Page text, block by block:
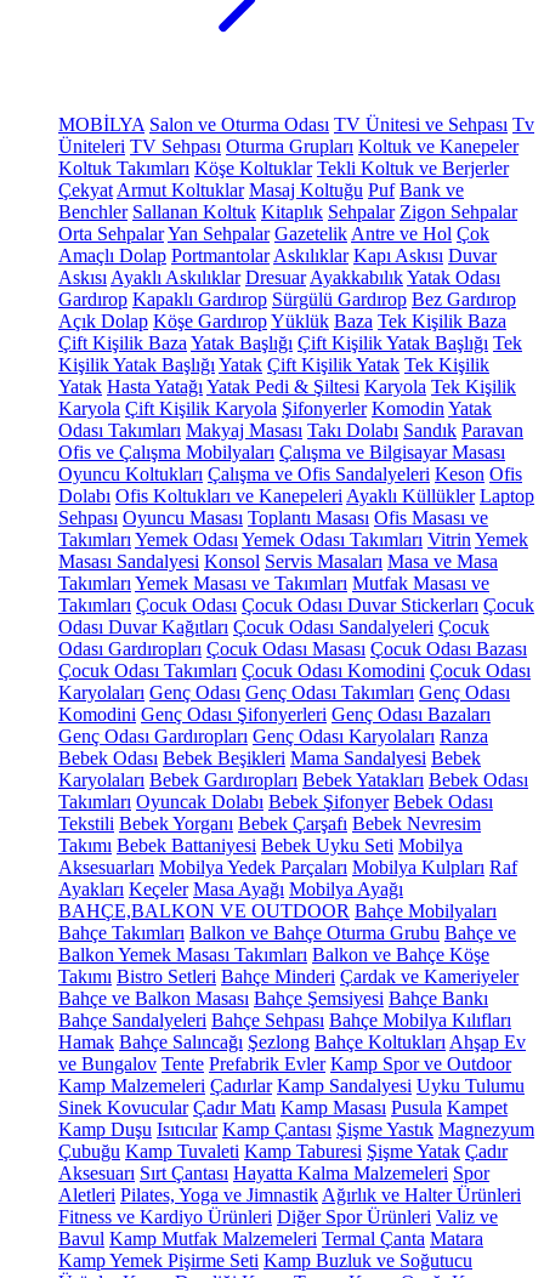
MOBİLYA Salon ve Oturma Odası TV Ünitesi ve Sehpası Tv
Üniteleri TV Sehpası Oturma Grupları Koltuk ve Kanepeler
Koltuk Takımları Köşe Koltuklar Tekli Koltuk ve Berjerler
Çekyat Armut Koltuklar Masaj Koltuğu Puf Bank ve
Benchler Sallanan Koltuk Kitaplık Sehpalar Zigon Sehpalar
Orta SehpalarYan Sehpalar Gazetelik Antre ve Hol Çok
Amaçlı Dolap Portmantolar Askılıklar Kapı Askısı Duvar
Askısı Ayaklı Askılıklar Dresuar AyakkabılıkYatak Odası
Gardırop Kapaklı Gardırop Sürgülü Gardırop Bez Gardırop
Açık Dolap Köşe GardıropYüklük Baza Tek Kişilik Baza
Çift Kişilik Baza Yatak Başlığı Çift Kişilik Yatak Başlığı Tek
Kişilik Yatak Başlığı Yatak Çift Kişilik Yatak Tek Kişilik
Yatak Hasta Yatağı Yatak Pedi & Şiltesi Karyola Tek Kişilik
Karyola Çift Kişilik Karyola Şifonyerler Komodin Yatak
Odası Takımları Makyaj Masası Takı Dolabı Sandık Paravan
Ofis ve Çalışma Mobilyaları Çalışma ve Bilgisayar Masası
Oyuncu Koltukları Çalışma ve Ofis Sandalyeleri Keson Ofis
Dolabı Ofis Koltukları ve Kanepeleri Ayaklı Küllükler Laptop
Sehpası Oyuncu Masası Toplantı Masası Ofis Masası ve
Takımları Yemek Odası Yemek Odası Takımları Vitrin Yemek
Masası Sandalyesi Konsol Servis Masaları Masa ve Masa
Takımları Yemek Masası ve Takımları Mutfak Masası ve
Takımları Çocuk Odası Çocuk Odası Duvar Stickerları Çocuk
Odası Duvar Kağıtları Çocuk Odası Sandalyeleri Çocuk
Odası Gardıropları Çocuk Odası Masası Çocuk Odası Bazası
Çocuk Odası Takımları Çocuk Odası Komodini Çocuk Odası
Karyolaları Genç Odası Genç Odası Takımları Genç Odası
Komodini Genç Odası Şifonyerleri Genç Odası Bazaları
Genç Odası Gardıropları Genç Odası Karyolaları Ranza
Bebek Odası Bebek Beşikleri Mama Sandalyesi Bebek
Karyolaları Bebek Gardıropları Bebek Yatakları Bebek Odası
Takımları Oyuncak Dolabı Bebek Şifonyer Bebek Odası
Tekstili Bebek Yorganı Bebek Çarşafı Bebek Nevresim
Takımı Bebek Battaniyesi Bebek Uyku Seti Mobilya
Aksesuarları Mobilya Yedek Parçaları Mobilya Kulpları Raf
Ayakları Keçeler Masa Ayağı Mobilya Ayağı
BAHÇE,BALKON VE OUTDOOR Bahçe Mobilyaları
Bahçe Takımları Balkon ve Bahçe Oturma Grubu Bahçe ve
Balkon Yemek Masası Takımları Balkon ve Bahçe Köşe
Takımı Bistro Setleri Bahçe Minderi Çardak ve Kameriyeler
Bahçe ve Balkon Masası Bahçe Şemsiyesi Bahçe Bankı
Bahçe Sandalyeleri Bahçe Sehpası Bahçe Mobilya Kılıfları
Hamak Bahçe Salıncağı Şezlong Bahçe Koltukları Ahşap Ev
ve Bungalov Tente Prefabrik Evler Kamp Spor ve Outdoor
Kamp Malzemeleri Çadırlar Kamp Sandalyesi Uyku Tulumu
Sinek Kovucular Çadır Matı Kamp Masası Pusula Kampet
Kamp Duşu Isıtıcılar Kamp Çantası Şişme Yastık Magnezyum
Çubuğu Kamp Tuvaleti Kamp Taburesi Şişme Yatak Çadır
Aksesuarı Sırt Çantası Hayatta Kalma Malzemeleri Spor
Aletleri Pilates, Yoga ve Jimnastik Ağırlık ve Halter Ürünleri
Fitness ve Kardiyo Ürünleri Diğer Spor Ürünleri Valiz ve
Bavul Kamp Mutfak Malzemeleri Termal Çanta Matara
Kamp Yemek Pişirme Seti Kamp Buzluk ve Soğutucu